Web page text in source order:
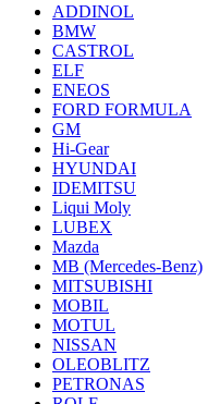
ADDINOL
BMW
CASTROL
ELF
ENEOS
FORD FORMULA
GM
Hi-Gear
HYUNDAI
IDEMITSU
Liqui Moly
LUBEX
Mazda
MB (Mercedes-Вenz)
MITSUBISHI
MOBIL
MOTUL
NISSAN
OLEOBLITZ
PETRONAS